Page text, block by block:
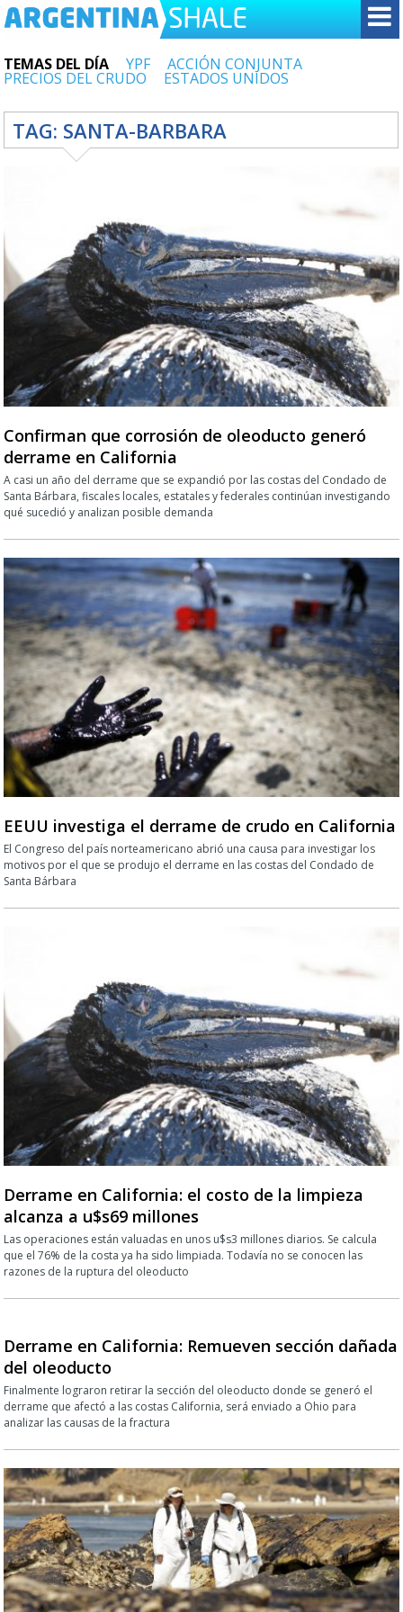
TEMAS DEL DÍA YPF ACCIÓN CONJUNTA
PRECIOS DEL CRUDO ESTADOS UNIDOS
TAG: SANTA-BARBARA
Confirman que corrosión de oleoducto generó
derrame en California
A casi un año del derrame que se expandió por las costas del Condado de
Santa Bárbara, fiscales locales, estatales y federales continúan investigando
qué sucedió y analizan posible demanda
EEUU investiga el derrame de crudo en California
El Congreso del país norteamericano abrió una causa para investigar los
motivos por el que se produjo el derrame en las costas del Condado de
Santa Bárbara
Derrame en California: el costo de la limpieza
alcanza a u$s69 millones
Las operaciones están valuadas en unos u$s3 millones diarios. Se calcula
que el 76% de la costa ya ha sido limpiada. Todavía no se conocen las
razones de la ruptura del oleoducto
Derrame en California: Remueven sección dañada
del oleoducto
Finalmente lograron retirar la sección del oleoducto donde se generó el
derrame que afectó a las costas California, será enviado a Ohio para
analizar las causas de la fractura